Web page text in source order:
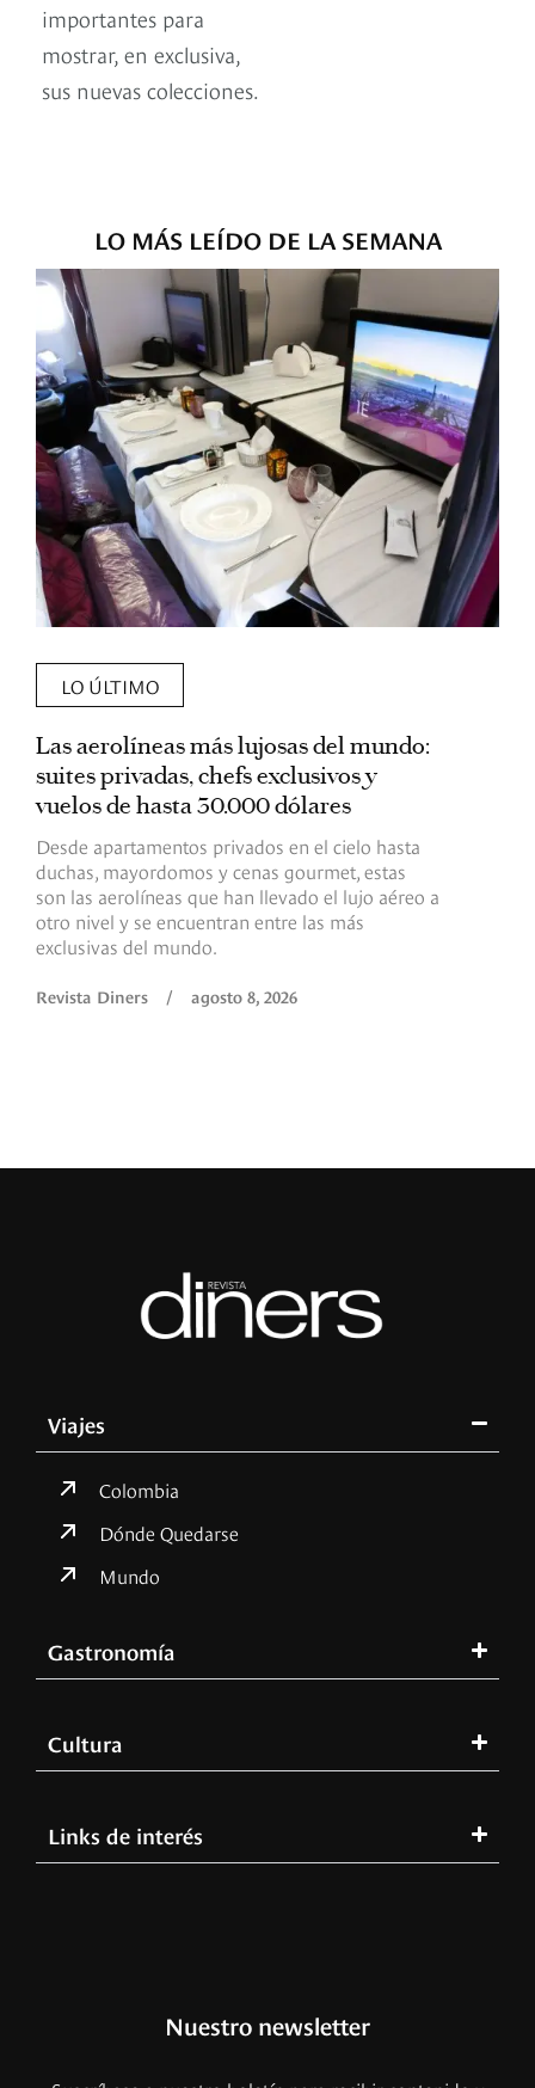
importantes para
mostrar, en exclusiva,
sus nuevas colecciones.
LO MÁS LEÍDO DE LA SEMANA
LO ÚLTIMO
Las aerolíneas más lujosas del mundo:
suites privadas, chefs exclusivos y
vuelos de hasta 30.000 dólares
Desde apartamentos privados en el cielo hasta
duchas, mayordomos y cenas gourmet, estas
son las aerolíneas que han llevado el lujo aéreo a
otro nivel y se encuentran entre las más
exclusivas del mundo.
Revista Diners / agosto 8, 2026
Viajes
Colombia
Dónde Quedarse
Mundo
Gastronomía
Cultura
Links de interés
Nuestro newsletter